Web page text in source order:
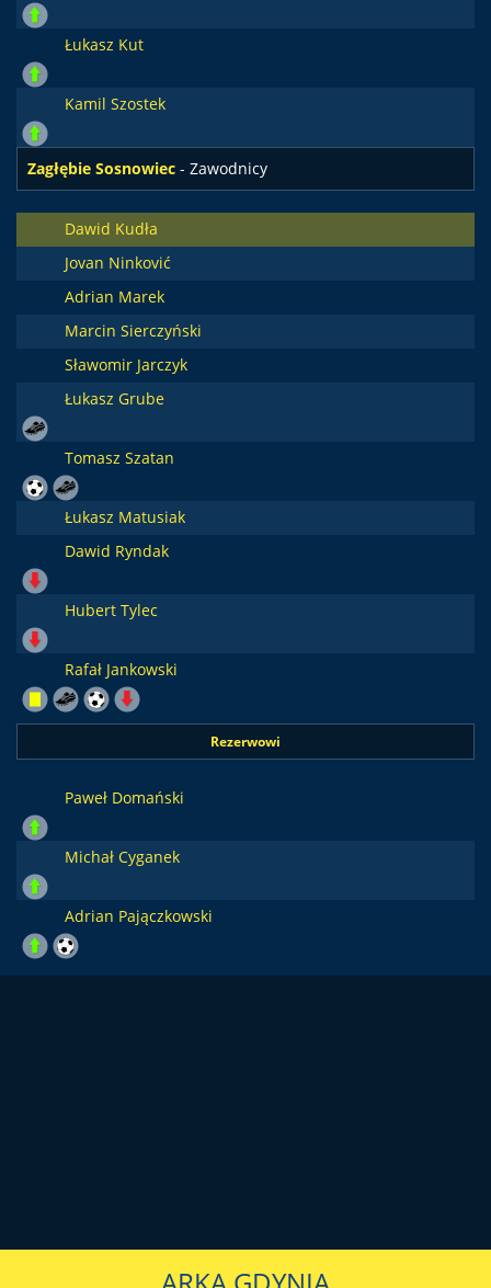
Łukasz Kut
Kamil Szostek
Zagłębie Sosnowiec - Zawodnicy
Dawid Kudła
Jovan Ninković
Adrian Marek
Marcin Sierczyński
Sławomir Jarczyk
Łukasz Grube
Tomasz Szatan
Łukasz Matusiak
Dawid Ryndak
Hubert Tylec
Rafał Jankowski
Rezerwowi
Paweł Domański
Michał Cyganek
Adrian Pajączkowski